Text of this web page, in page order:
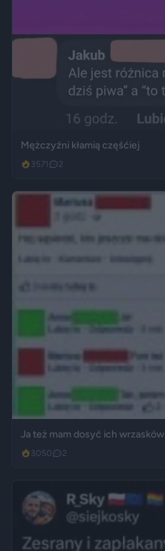
Mężczyźni kłamią częśćiej
3571 2
Ja też mam dosyć ich wrzasków
3050 2